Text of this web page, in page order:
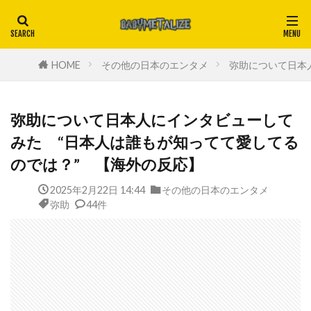
HOME その他の日本のエンタメ 弥助について日
弥助について日本人にインタビューして
みた “日本人は誰もが知ってて愛してる
のでは？” 【海外の反応】
2025年2月22日 14:44
その他の日本のエンタメ
弥助
44件